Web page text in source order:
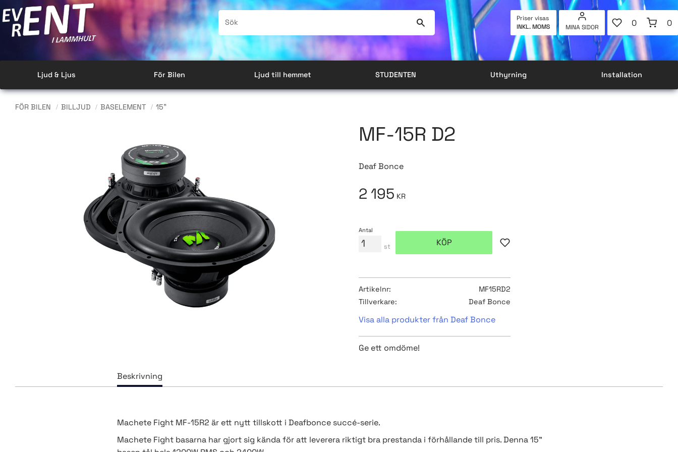
Priser visas
INKL. MOMS
MINA SIDOR
FAVORITER
ANTAL
0 0
Ljud & Ljus För Bilen Ljud till hemmet STUDENTEN Uthyrning Installation
FÖR BILEN BILLJUD BASELEMENT 15"
MF-15R D2
Deaf Bonce
2 195 KR
Antal
st KÖP Lägg till i favoriter
Artikelnr
MF15RD2
Tillverkare
Deaf Bonce
Visa alla produkter från Deaf Bonce
Ge ett omdöme!
Machete Fight MF-15R2 är ett nytt tillskott i Deafbonce succé-serie.
Machete Fight basarna har gjort sig kända för att leverera riktigt bra prestanda i förhållande till pris. Denna 15"